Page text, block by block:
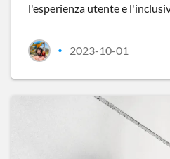
l'esperienza utente e
• 2023-10-01